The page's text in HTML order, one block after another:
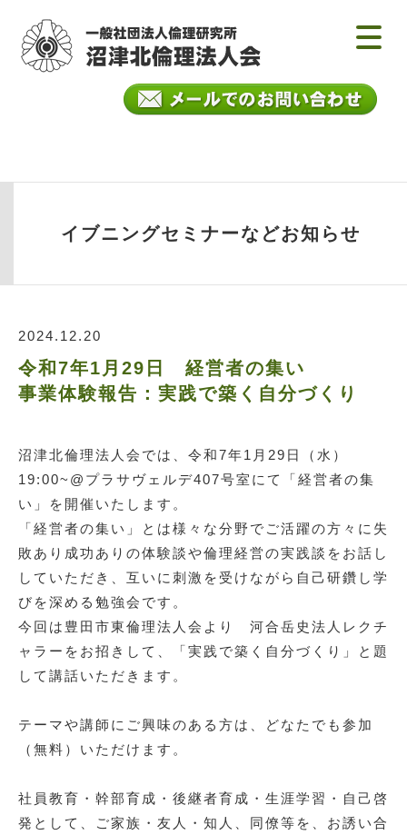
イブニングセミナーなどお知らせ
2024.12.20
令和7年1月29日 経営者の集い
事業体験報告：実践で築く自分づくり
沼津北倫理法人会では、令和7年1 月29日（水）
19:00~@プラサヴェルデ407号室にて「経営者の集
い」を開催いたします。
「経営者の集い」とは様々な分野でご活躍の方々に失
敗あり成功ありの体験談や倫理経営の実践談をお話し
していただき、互いに刺激を受けながら自己研鑽し学
びを深める勉強会です。
今回は豊田市東倫理法人会より 河合岳史法人レクチ
ャラーをお招きして、「実践で築く自分づくり 」と題
して講話いただきます。
テーマや講師にご興味のある方は、どなたでも参加
（無料）いただけます。
社員教育・幹部育成・後継者育成・生涯学習・自己啓
発として、ご家族・友人・知人、同僚等を、お誘い合